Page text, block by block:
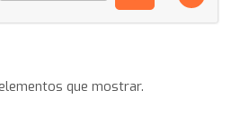
que mostrar.